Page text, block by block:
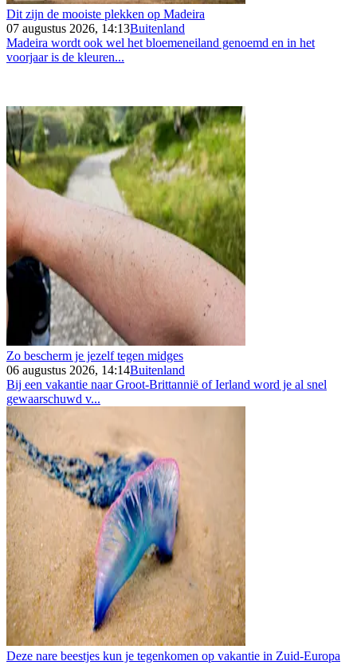
Dit zijn de mooiste plekken op Madeira
07 augustus 2026, 14:13Buitenland
Madeira wordt ook wel het bloemeneiland genoemd en in het
voorjaar is de kleuren...
Zo bescherm je jezelf tegen midges
06 augustus 2026, 14:14Buitenland
Bij een vakantie naar Groot-Brittannië of Ierland word je al snel
gewaarschuwd v...
Deze nare beestjes kun je tegenkomen op vakantie in Zuid-Europa